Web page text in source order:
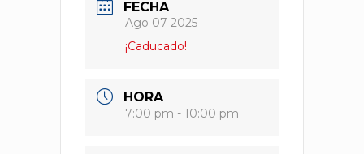
FECHA
Ago 07 2025
¡Caducado!
HORA
7:00 pm - 10:00 pm